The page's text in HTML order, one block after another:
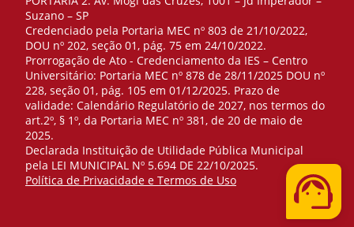
Suzano – SP
Credenciado pela Portaria MEC nº 803 de 21/10/2022,
DOU nº 202, seção 01, pág. 75 em 24/10/2022.
Prorrogação de Ato - Credenciamento da IES – Centro
Universitário: Portaria MEC nº 878 de 28/11/2025 DOU nº
228, seção 01, pág. 105 em 01/12/2025. Prazo de
validade: Calendário Regulatório de 2027, nos termos do
art.2º, § 1º, da Portaria MEC nº 381, de 20 de maio de
2025.
Declarada Instituição de Utilidade Pública Municipal
pela LEI MUNICIPAL Nº 5.694 DE 22/10/2025.
Política de Privacidade e Termos de Uso
Telefone
WhatsApp